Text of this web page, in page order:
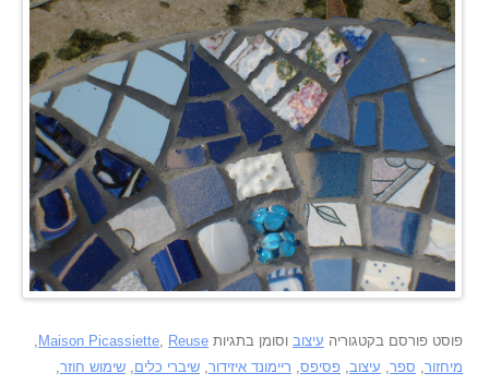
פוסט פורסם בקטגוריה עיצוב וסומן בתגיות Maison Picassiette, Reuse
,
מיחזור, ספר, עיצוב, פסיפס, ריימונד איזידור, שיברי כלים, שימוש חוזר,